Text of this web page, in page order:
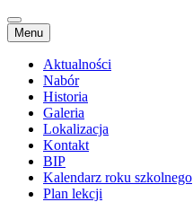
Menu Przejdź
do
treści
Aktualności
Nabór
Historia
Galeria
Lokalizacja
Kontakt
BIP
Kalendarz roku szkolnego
Plan lekcji